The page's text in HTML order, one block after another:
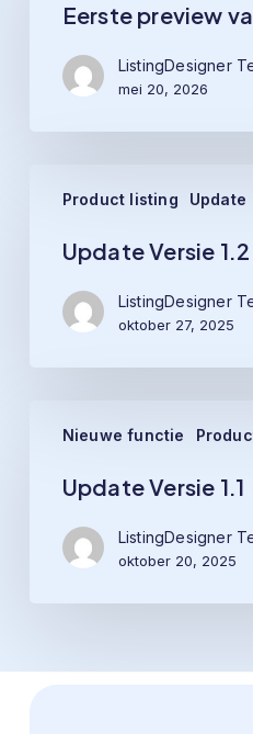
versieEerste preview
ListingDesigner
mei 20, 2026
Product listing Update
Versie
Update Versie 1.2
ListingDesigner
oktober 27, 2025
Nieuwe functie
Versie
Update Versie 1.1
ListingDesigner
oktober 20, 2025